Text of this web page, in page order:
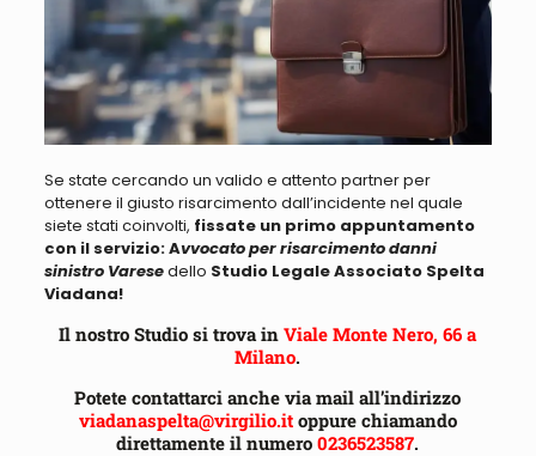
Se state cercando un valido e attento partner per
ottenere il giusto risarcimento dall’incidente nel quale
siete stati coinvolti, fissate un primo appuntamento
con il servizio: Avvocato per risarcimento danni
sinistro Varesedello Studio Legale Associato Spelta
Viadana!
Il nostro Studio si trova inViale Monte Nero, 66 a
Milano.
Potete contattarci anche via mail all’indirizzo
viadanaspelta@virgilio.itoppure chiamando
direttamente il numero0236523587.